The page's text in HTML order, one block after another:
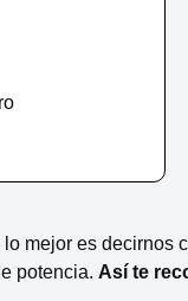
mejor es
potencia. Así te